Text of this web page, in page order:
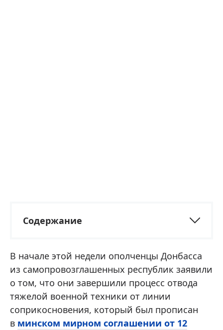
Содержание
В начале этой недели ополченцы Донбасса
из самопровозглашенных республик заявили
о том, что они завершили процесс отвода
тяжелой военной техники от линии
соприкосновения, который был прописан
в минском мирном соглашении от 12